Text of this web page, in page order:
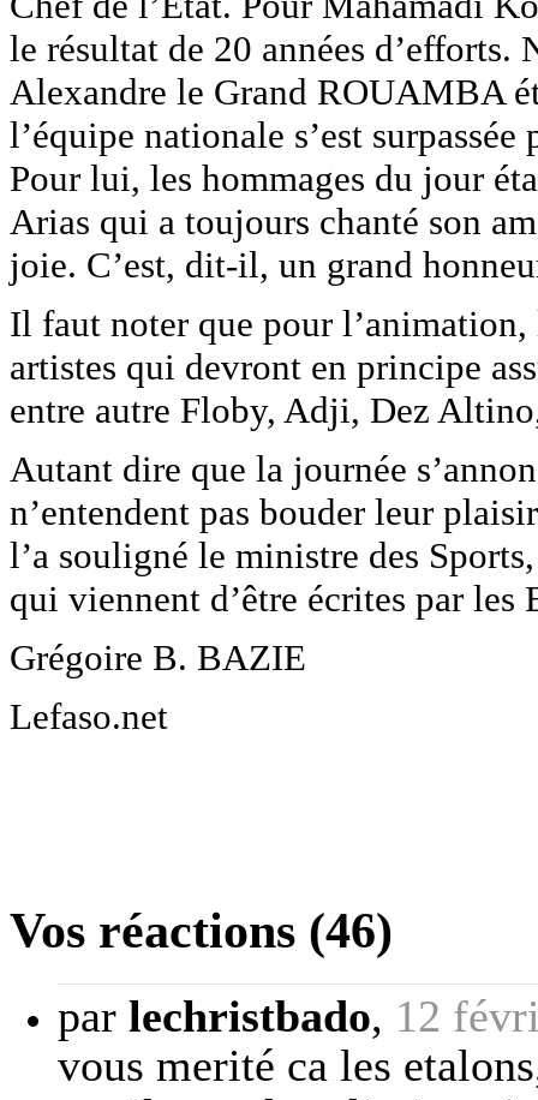
le résultat de 20 années
Alexandre le Grand ROUAMBA
l’équipe nationale s’est
Pour lui, les hommages du jour
Arias qui a toujours chanté son
joie. C’est, dit-il, un grand
Il faut noter que pour
artistes qui devront en principe
entre autre Floby, Adji, Dez
Autant dire que la journée
n’entendent pas bouder leur
l’a souligné le ministre des
qui viennent d’être écrites par les
Grégoire B. BAZIE
Lefaso.net
Vos réactions (46)
par lechristbado, 12
vous merité ca les